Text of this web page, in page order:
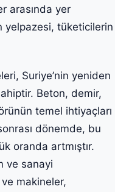
arasında yer
yelpazesi, tüketicilerin
Suriye’nin yeniden
Beton, demir,
temel ihtiyaçları
dönemde, bu
oranda artmıştır.
ve sanayi
makineler,